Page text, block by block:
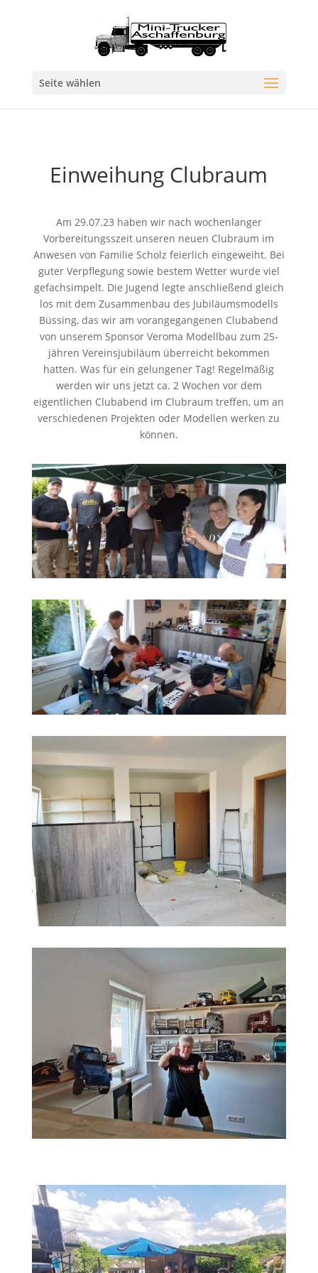
Seite wählen
Einweihung Clubraum
Am 29.07.23 haben wir nach wochenlanger
Vorbereitungsszeit unseren neuen Clubraum im
Anwesen von Familie Scholz feierlich eingeweiht. Bei
guter Verpflegung sowie bestem Wetter wurde viel
gefachsimpelt. Die Jugend legte anschließend gleich
los mit dem Zusammenbau des Jubiläumsmodells
Büssing, das wir am vorangegangenen Clubabend
von unserem Sponsor Veroma Modellbau zum 25-
jähren Vereinsjubiläum überreicht bekommen
hatten. Was für ein gelungener Tag! Regelmäßig
werden wir uns jetzt ca. 2 Wochen vor dem
eigentlichen Clubabend im Clubraum treffen, um an
verschiedenen Projekten oder Modellen werken zu
können.